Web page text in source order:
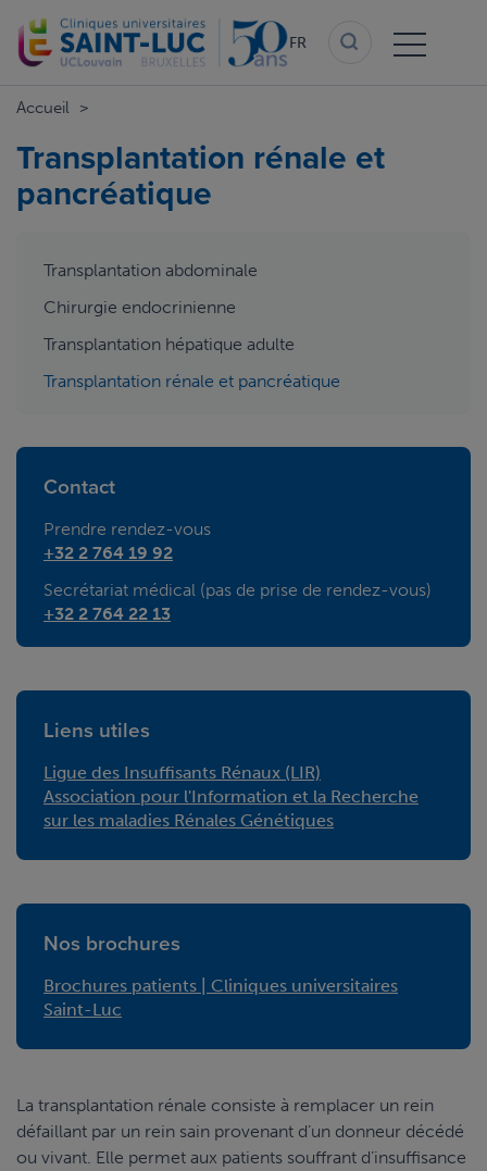
au
contenu
FR
Accueil
Transplantation rénale et
pancréatique
aside
Transplantation abdominale
Chirurgie endocrinienne
Transplantation hépatique adulte
Transplantation rénale et pancréatique
Contact
Prendre rendez-vous
+32 2 764 19 92
Secrétariat médical (pas de prise de rendez-vous)
+32 2 764 22 13
Liens utiles
Ligue des Insuffisants Rénaux (LIR)
Association pour l'Information et la Recherche
sur les maladies Rénales Génétiques
Nos brochures
Brochures patients | Cliniques universitaires
Saint-Luc
La transplantation rénale consiste à remplacer un rein
défaillant par un rein sain provenant d’un donneur décédé
ou vivant. Elle permet aux patients souffrant d’insuffisance